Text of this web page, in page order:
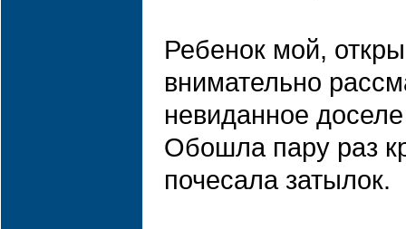
Ребенок мой,
внимательно
невиданное
Обошла пару раз
почесала затылок.